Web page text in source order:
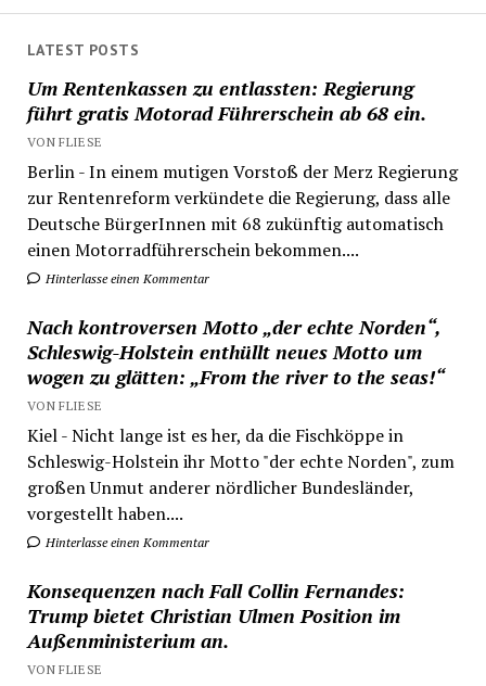
LATEST POSTS
Um Rentenkassen zu entlassten: Regierung
führt gratis Motorad Führerschein ab 68 ein.
VON FLIESE
Berlin - In einem mutigen Vorstoß der Merz Regierung
zur Rentenreform verkündete die Regierung, dass alle
Deutsche BürgerInnen mit 68 zukünftig automatisch
einen Motorradführerschein bekommen....
Hinterlasse einen Kommentar
Nach kontroversen Motto „der echte Norden“,
Schleswig-Holstein enthüllt neues Motto um
wogen zu glätten: „From the river to the seas!“
VON FLIESE
Kiel - Nicht lange ist es her, da die Fischköppe in
Schleswig-Holstein ihr Motto "der echte Norden", zum
großen Unmut anderer nördlicher Bundesländer,
vorgestellt haben....
Hinterlasse einen Kommentar
Konsequenzen nach Fall Collin Fernandes:
Trump bietet Christian Ulmen Position im
Außenministerium an.
VON FLIESE